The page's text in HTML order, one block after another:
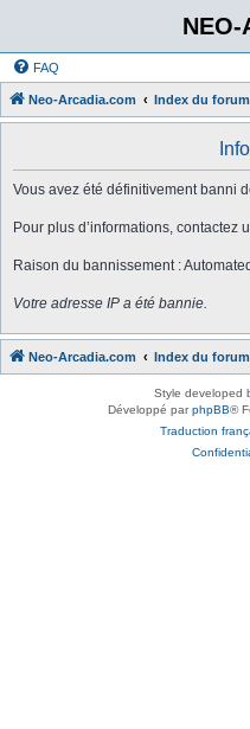
NEO-
FAQ
Neo-Arcadia.com Index du forum
Vous avez été définitivement banni
Pour plus d’informations, contactez
Raison du bannissement :
Votre adresse IP a été bannie.
Neo-Arcadia.com Index du forum
Style developed
Développé parphpBB®
Traduction